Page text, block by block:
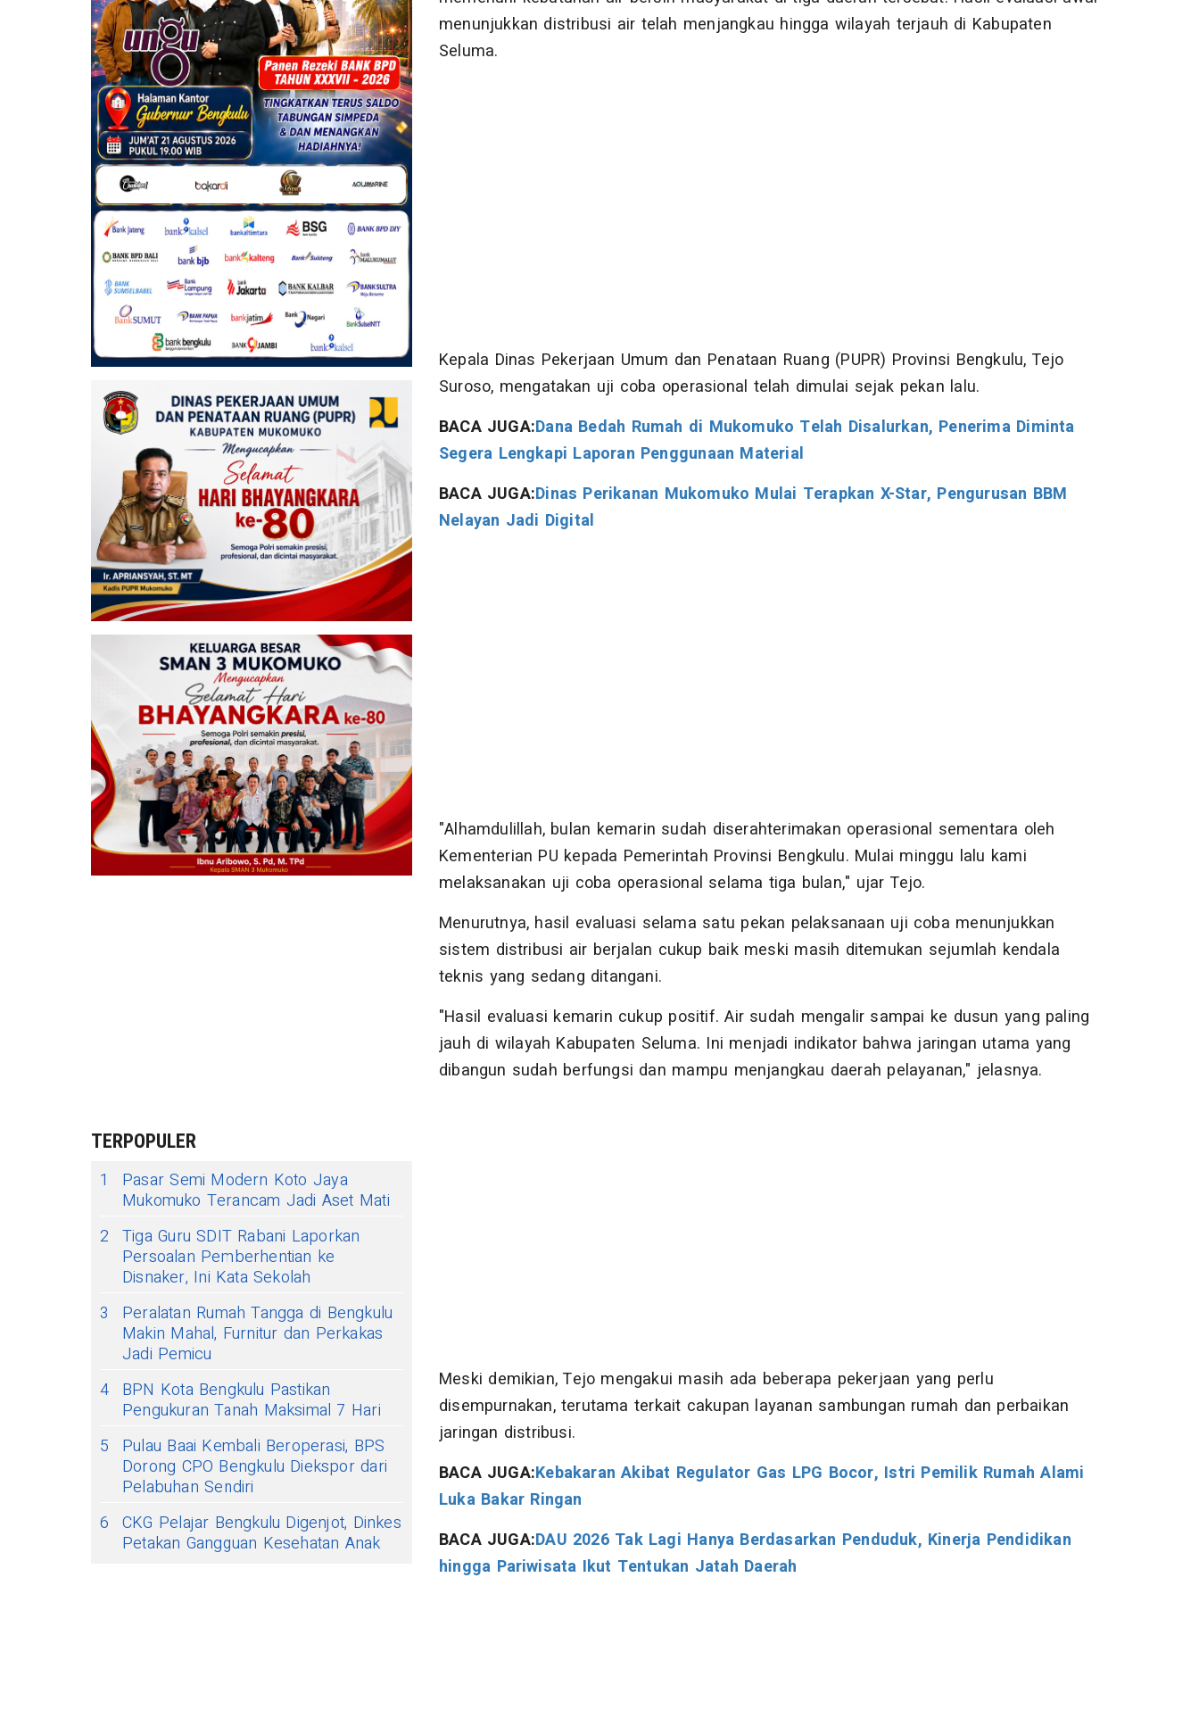
TERPOPULER
1
Pasar Semi Modern Koto Jaya
Mukomuko Terancam Jadi Aset Mati
2 Tiga Guru SDIT Rabani Laporkan
Persoalan Pemberhentian ke
Disnaker, Ini Kata Sekolah
3
Peralatan Rumah Tangga di Bengkulu
Makin Mahal, Furnitur dan Perkakas
Jadi Pemicu
4 BPN Kota Bengkulu Pastikan
Pengukuran Tanah Maksimal 7 Hari
5
Pulau Baai Kembali Beroperasi, BPS
Dorong CPO Bengkulu Diekspor dari
Pelabuhan Sendiri
6 CKG Pelajar Bengkulu Digenjot, Dinkes
Petakan Gangguan Kesehatan Anak
menunjukkan distribusi air telah menjangkau hingga wilayah terjauh di Kabupaten
Seluma.
Kepala Dinas Pekerjaan Umum dan Penataan Ruang (PUPR) Provinsi Bengkulu, Tejo
Suroso, mengatakan uji coba operasional telah dimulai sejak pekan lalu.
BACA JUGA:Dana Bedah Rumah di Mukomuko Telah Disalurkan, Penerima Diminta
Segera Lengkapi Laporan Penggunaan Material
BACA JUGA:Dinas Perikanan Mukomuko Mulai Terapkan X-Star, Pengurusan BBM
Nelayan Jadi Digital
"Alhamdulillah, bulan kemarin sudah diserahterimakan operasional sementara oleh
Kementerian PU kepada Pemerintah Provinsi Bengkulu. Mulai minggu lalu kami
melaksanakan uji coba operasional selama tiga bulan," ujar Tejo.
Menurutnya, hasil evaluasi selama satu pekan pelaksanaan uji coba menunjukkan
sistem distribusi air berjalan cukup baik meski masih ditemukan sejumlah kendala
teknis yang sedang ditangani.
"Hasil evaluasi kemarin cukup positif. Air sudah mengalir sampai ke dusun yang paling
jauh di wilayah Kabupaten Seluma. Ini menjadi indikator bahwa jaringan utama yang
dibangun sudah berfungsi dan mampu menjangkau daerah pelayanan," jelasnya.
Meski demikian, Tejo mengakui masih ada beberapa pekerjaan yang perlu
disempurnakan, terutama terkait cakupan layanan sambungan rumah dan perbaikan
jaringan distribusi.
BACA JUGA:Kebakaran Akibat Regulator Gas LPG Bocor, Istri Pemilik Rumah Alami
Luka Bakar Ringan
BACA JUGA:DAU 2026 Tak Lagi Hanya Berdasarkan Penduduk, Kinerja Pendidikan
hingga Pariwisata Ikut Tentukan Jatah Daerah